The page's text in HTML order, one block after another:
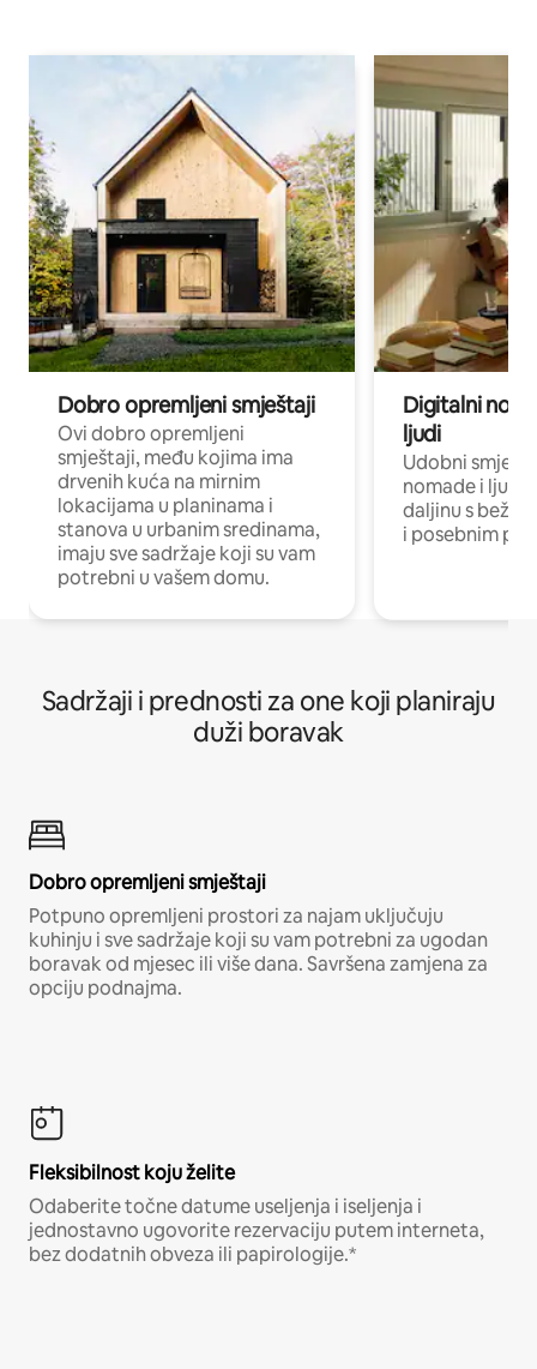
Dobro opremljeni smještaji
Ovi dobro opremljeni
smještaji, među kojima ima
drvenih kuća na mirnim
lokacijama u planinama i
stanova u urbanim sredinama,
imaju sve sadržaje koji su vam
potrebni u vašem domu.
Digitalni
ljudi
Udobni
nomade i ljude
daljinu s
i posebnim
Sadržaji i prednosti za one koji planiraju
duži boravak
Dobro opremljeni smještaji
Potpuno opremljeni prostori za najam uključuju
kuhinju i sve sadržaje koji su vam potrebni za ugodan
boravak od mjesec ili više dana. Savršena zamjena za
opciju podnajma.
Fleksibilnost koju želite
Odaberite točne datume useljenja i iseljenja i
jednostavno ugovorite rezervaciju putem interneta,
bez dodatnih obveza ili papirologije.*